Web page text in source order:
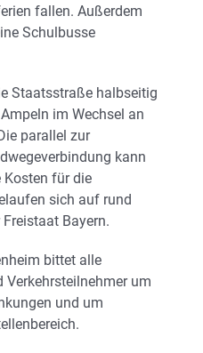
fallen. Außerdem
Schulbusse
Staatsstraße halbseitig
im Wechsel an
parallel zur
kann
Kosten für die
sich auf rund
Bayern.
bittet alle
Verkehrsteilnehmer um
und um